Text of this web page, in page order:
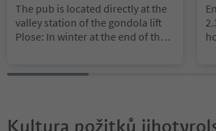
The pub is located directly at the
valley station of the gondola lift
Plose: In winter at the end of the
summer at the end of the
comfortable break in winter and
a
Kultura požitků